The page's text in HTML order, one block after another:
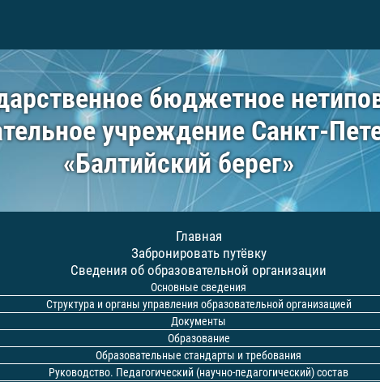
бюджетное
учреждение Санкт-
«Балтийский берег»
Главная
Забронировать путёвку
Сведения об образовательной организации
Основные сведения
Структура и органы управления образовательной организацией
Документы
Образование
Образовательные стандарты и требования
Руководство. Педагогический (научно-педагогический) состав